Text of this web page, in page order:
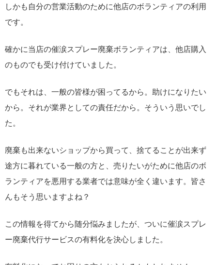
しかも自分の営業活動のために他店のボランティアの利用
です。
確かに当店の催涙スプレー廃棄ボランティアは、他店購入
のものでも受け付けていました。
でもそれは、一般の皆様が困ってるから。助けになりたい
から。それが業界としての責任だから。そういう思いでし
た。
廃棄も出来ないショップから買って、捨てることが出来ず
途方に暮れている一般の方と、売りたいがために他店のボ
ランティアを悪用する業者では意味が全く違います。皆さ
んもそう思いますよね？
この情報を得てから随分悩みましたが、ついに催涙スプレ
ー廃棄代行サービスの有料化を決心しました。